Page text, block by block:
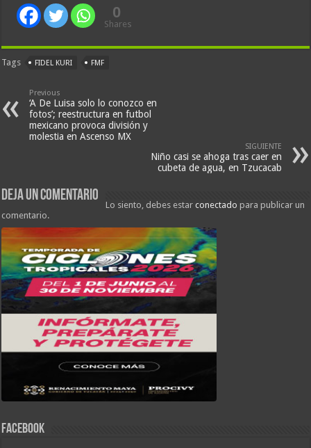
0
Shares
Tags FIDEL KURI FMF
Previous
‘A De Luisa solo lo conozco en
fotos’; reestructura en futbol
mexicano provoca división y
molestia en Ascenso MX
SIGUIENTE
Niño casi se ahoga tras caer en
cubeta de agua, en Tzucacab
Deja un comentario
Lo siento, debes estarconectado para publicar un
comentario.
FACEBOOK